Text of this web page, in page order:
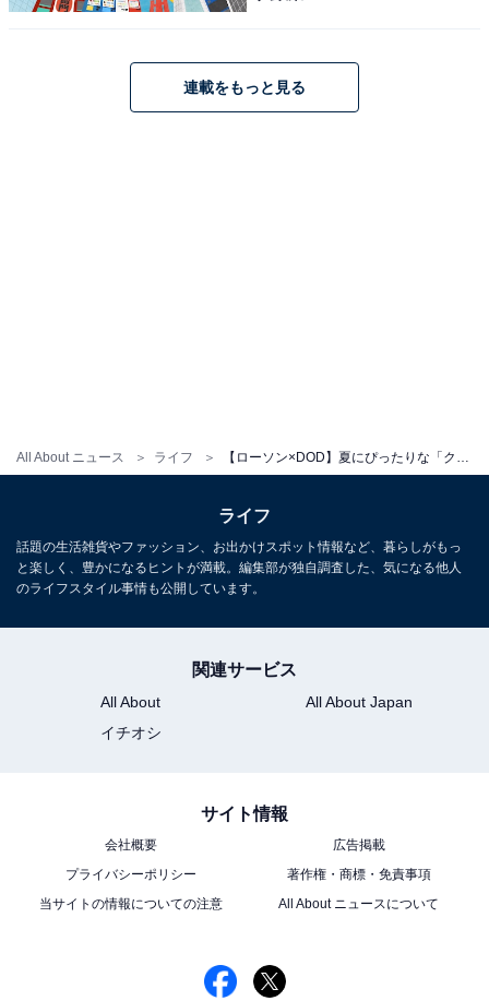
All About ニュース ライフ 【ローソン×DOD】夏にぴったりな「クリアバッグ」などレジャーアイテムが登場！ 8月5日から販売開始
連載をもっと見る
ライフ
話題の生活雑貨やファッション、お出かけスポット情報など、暮らしがもっ
と楽しく、豊かになるヒントが満載。編集部が独自調査した、気になる他人
のライフスタイル事情も公開しています。
関連サービス
All About
All About Japan
イチオシ
サイト情報
会社概要
広告掲載
プライバシーポリシー
著作権・商標・免責事項
当サイトの情報についての注意
All About ニュースについて